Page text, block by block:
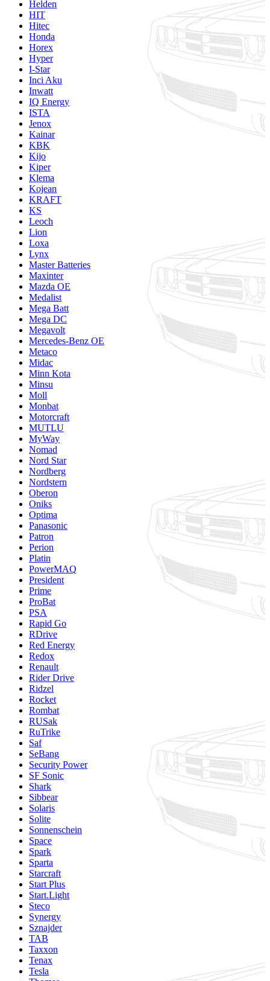
Helden
HIT
Hitec
Honda
Horex
Hyper
I-Star
Inci Aku
Inwatt
IQ Energy
ISTA
Jenox
Kainar
KBK
Kijo
Kiper
Klema
Kojean
KRAFT
KS
Leoch
Lion
Loxa
Lynx
Master Batteries
Maxinter
Mazda OE
Medalist
Mega Batt
Mega DC
Megavolt
Mercedes-Benz OE
Metaco
Midac
Minn Kota
Minsu
Moll
Monbat
Motorcraft
MUTLU
MyWay
Nomad
Nord Star
Nordberg
Nordstern
Oberon
Oniks
Optima
Panasonic
Patron
Perion
Platin
PowerMAQ
President
Prime
ProBat
PSA
Rapid Go
RDrive
Red Energy
Redox
Renault
Rider Drive
Ridzel
Rocket
Rombat
RUSak
RuTrike
Saf
SeBang
Security Power
SF Sonic
Shark
Sibbear
Solaris
Solite
Sonnenschein
Space
Spark
Sparta
Starcraft
Start Plus
Start.Light
Steco
Synergy
Sznajder
TAB
Taxxon
Tenax
Tesla